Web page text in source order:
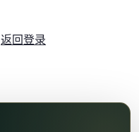
返回登录